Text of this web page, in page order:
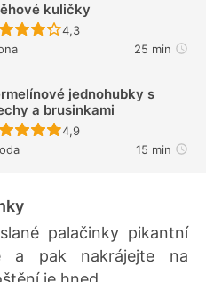
kuličky
Recept ještě nebyl
4,3
25 min
jednohubky s
a brusinkami
Recept ještě nebyl
4,9
15 min
palačinky pikantní
a pak nakrájejte na